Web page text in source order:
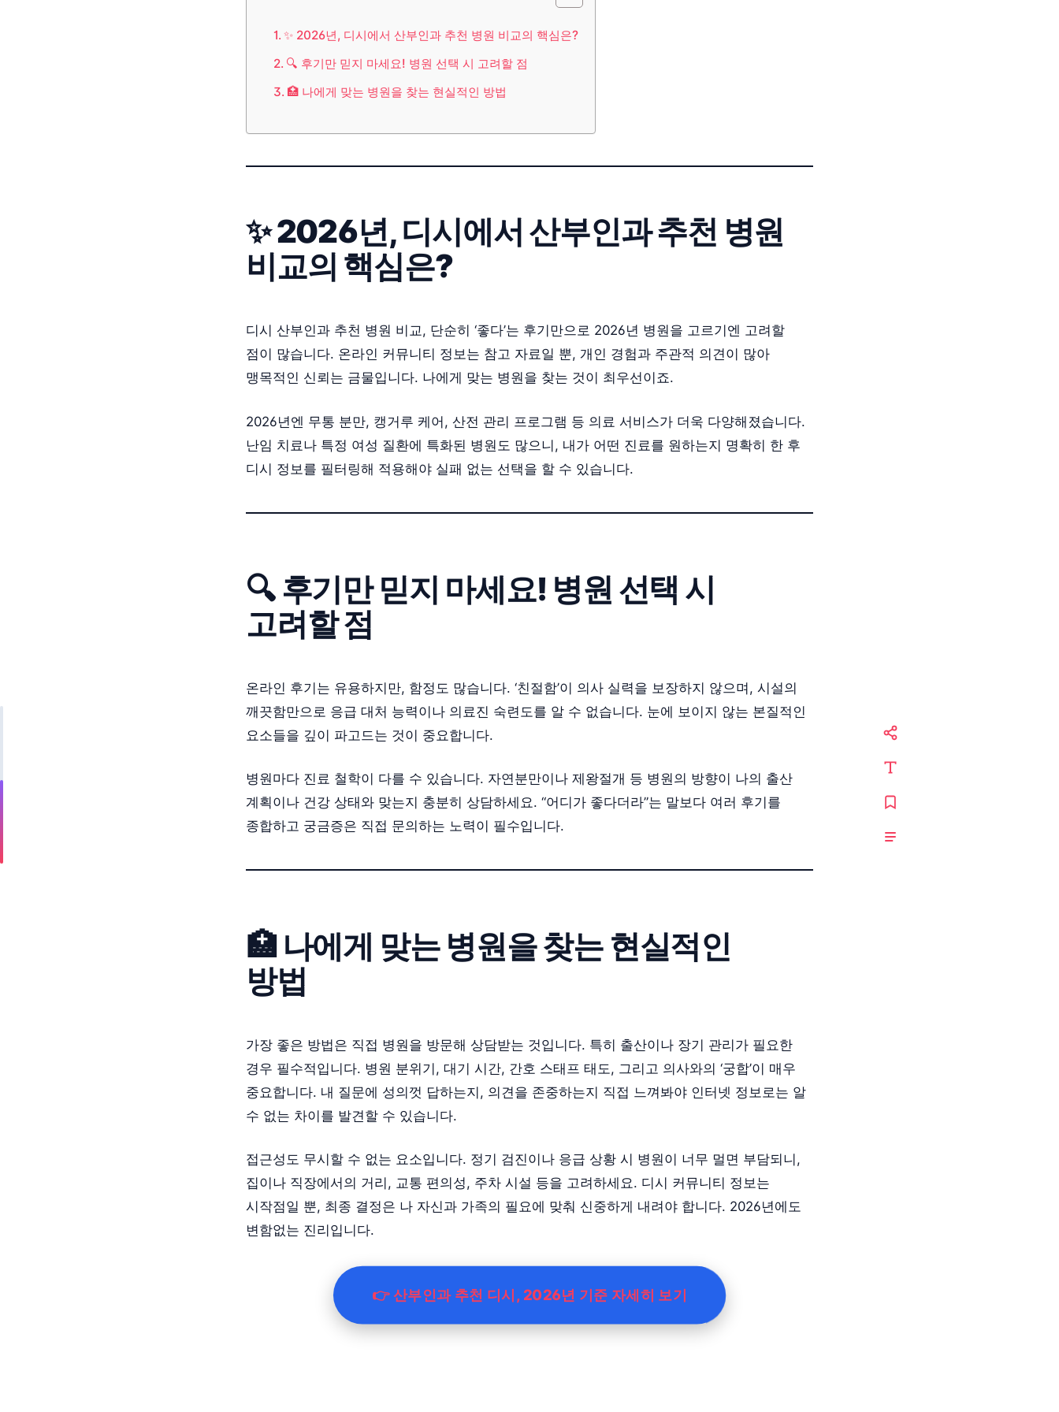
✨ 2026년, 디시에서 산부인과 추천 병원 비교의 핵심은?
🔍 후기만 믿지 마세요! 병원 선택 시 고려할 점
🏥 나에게 맞는 병원을 찾는 현실적인 방법
✨ 2026년, 디시에서 산부인과 추천 병원
비교의 핵심은?
디시 산부인과 추천 병원 비교, 단순히 ‘좋다’는 후기만으로 2026년 병원을 고르기엔 고려할
점이 많습니다. 온라인 커뮤니티 정보는 참고 자료일 뿐, 개인 경험과 주관적 의견이 많아
맹목적인 신뢰는 금물입니다. 나에게 맞는 병원을 찾는 것이 최우선이죠.
2026년엔 무통 분만, 캥거루 케어, 산전 관리 프로그램 등 의료 서비스가 더욱 다양해졌습니다.
난임 치료나 특정 여성 질환에 특화된 병원도 많으니, 내가 어떤 진료를 원하는지 명확히 한 후
디시 정보를 필터링해 적용해야 실패 없는 선택을 할 수 있습니다.
🔍 후기만 믿지 마세요! 병원 선택 시
고려할 점
온라인 후기는 유용하지만, 함정도 많습니다. ‘친절함’이 의사 실력을 보장하지 않으며, 시설의
깨끗함만으로 응급 대처 능력이나 의료진 숙련도를 알 수 없습니다. 눈에 보이지 않는 본질적인
요소들을 깊이 파고드는 것이 중요합니다.
병원마다 진료 철학이 다를 수 있습니다. 자연분만이나 제왕절개 등 병원의 방향이 나의 출산
계획이나 건강 상태와 맞는지 충분히 상담하세요. “어디가 좋다더라”는 말보다 여러 후기를
종합하고 궁금증은 직접 문의하는 노력이 필수입니다.
🏥 나에게 맞는 병원을 찾는 현실적인
방법
가장 좋은 방법은 직접 병원을 방문해 상담받는 것입니다. 특히 출산이나 장기 관리가 필요한
경우 필수적입니다. 병원 분위기, 대기 시간, 간호 스태프 태도, 그리고 의사와의 ‘궁합’이 매우
중요합니다. 내 질문에 성의껏 답하는지, 의견을 존중하는지 직접 느껴봐야 인터넷 정보로는 알
수 없는 차이를 발견할 수 있습니다.
접근성도 무시할 수 없는 요소입니다. 정기 검진이나 응급 상황 시 병원이 너무 멀면 부담되니,
집이나 직장에서의 거리, 교통 편의성, 주차 시설 등을 고려하세요. 디시 커뮤니티 정보는
시작점일 뿐, 최종 결정은 나 자신과 가족의 필요에 맞춰 신중하게 내려야 합니다. 2026년에도
변함없는 진리입니다.
👉 산부인과 추천 디시, 2026년 기준 자세히 보기